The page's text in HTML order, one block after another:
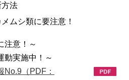
法
ムシ類に要注意！
注意！～
動実施中！～
No.9（PDF：